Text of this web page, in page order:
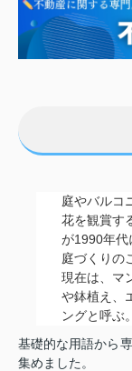
庭やバルコ
花を観賞す
が1990年代
庭づくりの
現在は、マ
や鉢植え、
ングと呼ぶ。
基礎的な用語から
集めました。